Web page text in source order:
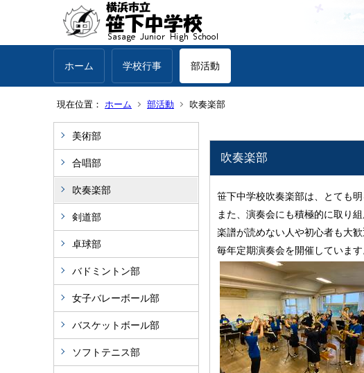
ホーム 学校行事 部活動
現在位置： ホーム 部活動 吹奏楽部
美術部
合唱部
吹奏楽部
剣道部
卓球部
バドミントン部
女子バレーボール部
バスケットボール部
ソフトテニス部
吹奏楽部
笹下中学校吹奏楽部は、とても
また、演奏会にも積極的に取り組
楽譜が読めない人や初心者も大歓
毎年定期演奏会を開催していま